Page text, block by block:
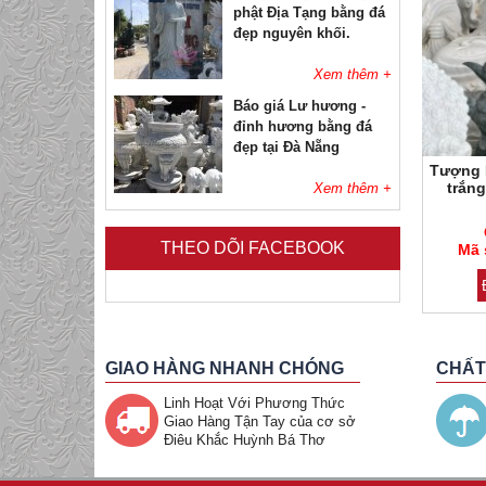
phật Địa Tạng bằng đá
đẹp nguyên khối.
Xem thêm +
Báo giá Lư hương -
đỉnh hương bằng đá
đẹp tại Đà Nẵng
Xem thêm +
đá đẹp nguyên khối.
Xem thêm +
Thích Ca Mâu Ni và
Đức Phật A Di Đà
Xem thêm +
Đặt mua thỉnh Tượng
THEO DÕI FACEBOOK
: 599
Cẩm thạch
nghệ thuật
Giá : Liên hệ
sản phẩm : 599
Đặt Mua Hàng
Mã sản phẩm : 539
Loại đá : Cẩm thạch
Giá : Liên hệ
Mã sản phẩm : 539
Mã sản
Loại đá :
Tượng
Mã
GIAO HÀNG NHANH CHÓNG
Linh Hoạt Với Phương Thức
Giao Hàng Tận Tay của cơ sở
Điêu Khắc Huỳnh Bá Thơ